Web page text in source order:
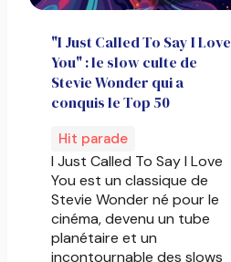
"I Just Called To Say I Love
You" : le slow culte de
Stevie Wonder qui a
conquis le Top 50
Hit parade
I Just Called To Say I Love
You est un classique de
Stevie Wonder né pour le
cinéma, devenu un tube
planétaire et un
incontournable des slows